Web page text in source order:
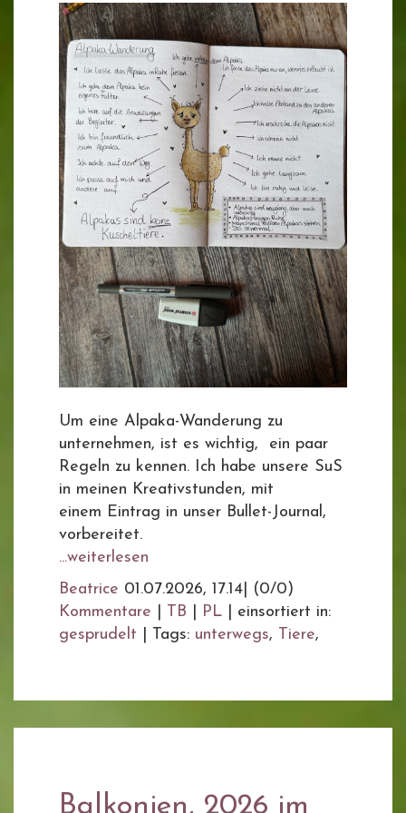
Um eine Alpaka-Wanderung zu
unternehmen, ist es wichtig, ein paar
Regeln zu kennen. Ich habe unsere SuS
in meinen Kreativstunden, mit
einem Eintrag in unser Bullet-Journal,
vorbereitet.
...weiterlesen
Beatrice 01.07.2026, 17.14
(0/0)
Kommentare
TB PL
einsortiert in:
gesprudelt
Tags: unterwegs, Tiere,
Balkonien, 2026 im